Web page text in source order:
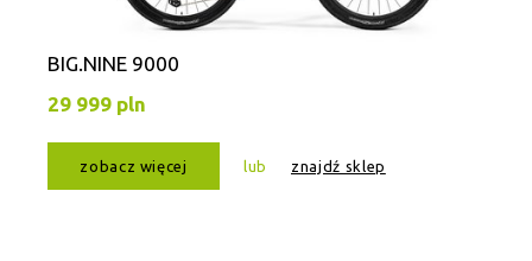
BIG.NINE 9000
29 999 pln
zobacz więcej lub znajdź sklep